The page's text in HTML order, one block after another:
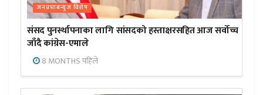
जनप्रभाबन्युज विशेष
संसद पुनर्स्थापनाका लागि सांसदको हस्ताक्षरसहित आज सर्वोच्च
जाँदै कांग्रेस-एमाले
8 MONTHS पहिले